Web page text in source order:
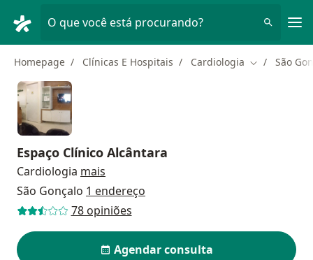
O que você está procurando?
Homepage Clínicas E Hospitais Cardiologia Mudar de
São
Espaço Clínico Alcântara
Cardiologia mais
São Gonçalo 1 endereço
78 opiniões
Agendar consulta